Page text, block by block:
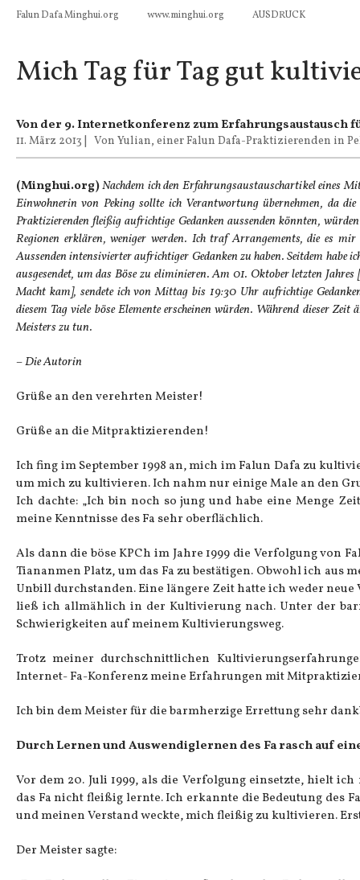
Falun Dafa Minghui.org www.minghui.org AUSDRUCK
Mich Tag für Tag gut
Von der 9. Internetkonferenz zum Erfahrungsaustausch
11. März 2013 Von Yulian, einer Falun Dafa-Praktizierenden in
(Minghui.org)Nachdem ich den Erfahrungsaustauschartikel eines
Einwohnerin von Peking sollte ich Verantwortung übernehmen, da
Praktizierenden fleißig aufrichtige Gedanken aussenden könnten,
Regionen erklären, weniger werden. Ich traf Arrangements, die es
Aussenden intensivierter aufrichtiger Gedanken zu haben. Seitdem habe
ausgesendet, um das Böse zu eliminieren. Am 01. Oktober letzten
Macht kam], sendete ich von Mittag bis 19:30 Uhr aufrichtige
diesem Tag viele böse Elemente erscheinen würden. Während dieser
Meisters zu tun.
– Die Autorin
Grüße an den verehrten Meister!
Grüße an die Mitpraktizierenden!
Ich fing im September 1998 an, mich im Falun Dafa zu
um mich zu kultivieren. Ich nahm nur einige Male an den
Ich dachte: „Ich bin noch so jung und habe eine Menge
meine Kenntnisse des Fa sehr oberflächlich.
Als dann die böse KPCh im Jahre 1999 die Verfolgung
Tiananmen Platz, um das Fa zu bestätigen. Obwohl ich aus
Unbill durchstanden. Eine längere Zeit hatte ich weder
ließ ich allmählich in der Kultivierung nach. Unter der
Schwierigkeiten auf meinem Kultivierungsweg.
Trotz meiner durchschnittlichen
Internet- Fa-Konferenz meine Erfahrungen mit
Ich bin dem Meister für die barmherzige Errettung sehr
Durch Lernen und Auswendiglernen des Fa rasch auf
Vor dem 20. Juli 1999, als die Verfolgung einsetzte, hielt
das Fa nicht fleißig lernte. Ich erkannte die Bedeutung des
und meinen Verstand weckte, mich fleißig zu kultivieren.
Der Meister sagte: